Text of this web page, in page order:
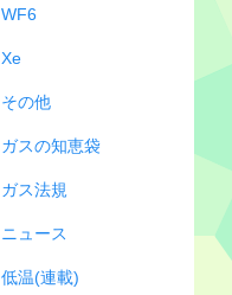
WF6
Xe
その他
ガスの知恵袋
ガス法規
ニュース
低温(連載)